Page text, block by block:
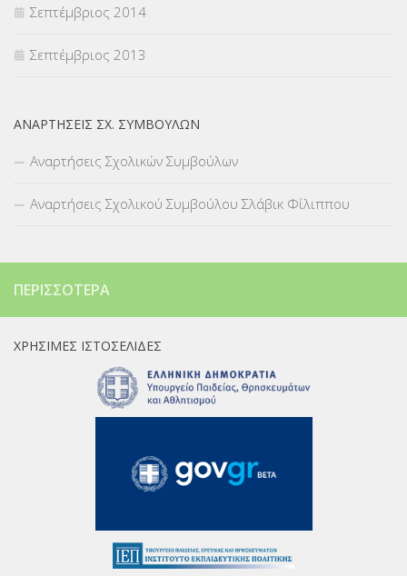
Σεπτέμβριος 2014
Σεπτέμβριος 2013
ΑΝΑΡΤΉΣΕΙΣ ΣΧ. ΣΥΜΒΟΎΛΩΝ
Αναρτήσεις Σχολικών Συμβούλων
Αναρτήσεις Σχολικού Συμβούλου Σλάβικ Φίλιππου
ΠΕΡΙΣΣΌΤΕΡΑ
ΧΡΉΣΙΜΕΣ ΙΣΤΟΣΕΛΊΔΕΣ